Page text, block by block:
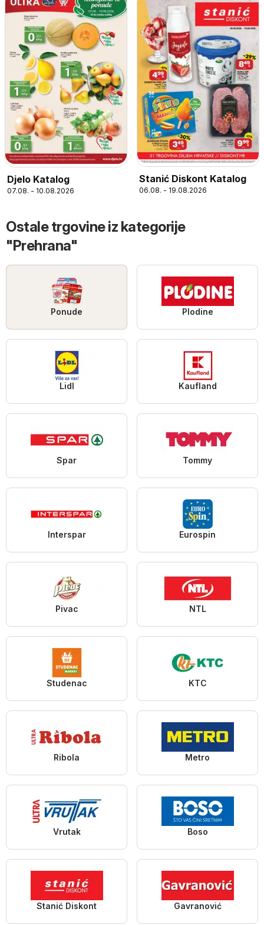
Djelo Katalog
07.08. - 10.08.2026
Stanić Diskont Katalog
06.08. - 19.08.2026
Ostale trgovine iz kategorije
"Prehrana"
Ponude Plodine
Lidl Kaufland
Spar Tommy
Interspar Eurospin
Pivac NTL
Studenac KTC
Ribola Metro
Vrutak Boso
Stanić Diskont Gavranović